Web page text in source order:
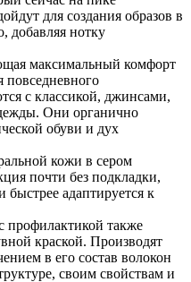
для создания образов в
добавляя нотку
максимальный комфорт
повседневного
с классикой, джинсами,
Они органично
обуви и дух
кожи в сером
почти без подкладки,
быстрее адаптируется к
профилактикой также
краской. Производят
в его состав волокон
своим свойствам и